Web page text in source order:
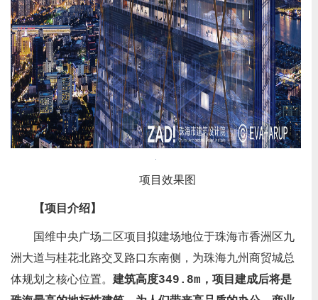
项目效果图
【项目介绍】
国维中央广场二区项目拟建场地位于珠海市香洲区九
洲大道与桂花北路交叉路口东南侧，为珠海九州商贸城总
体规划之核心位置。建筑高度349.8m，项目建成后将是